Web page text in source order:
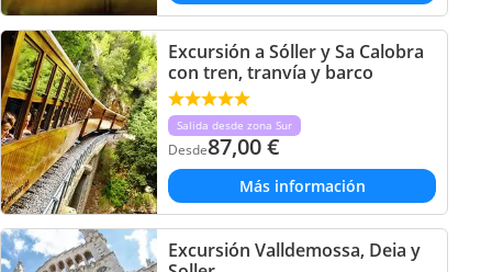
Excursión a Sóller y Sa Calobra
con tren, tranvía y barco
Salida desde zona Sur
Desde87,00€
Más información
Excursión Valldemossa, Deia y